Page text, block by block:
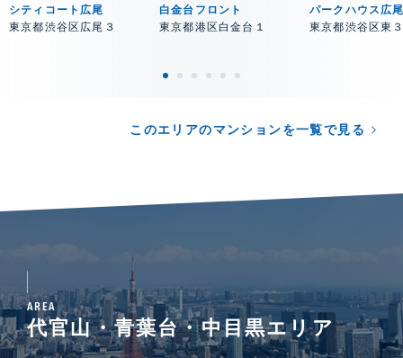
シティコート広尾
東京都渋谷区広尾３
白金台フロント
東京都港区白金台１
パークハウス広
東京都渋谷区東
このエリアのマンションを一覧で見る
AREA
代官山・青葉台・中目黒エリア